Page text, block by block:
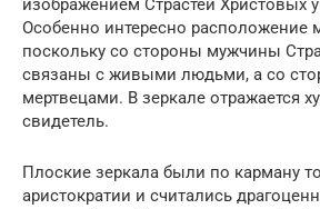
Особенно интересно расположение
поскольку со стороны мужчины
связаны с живыми людьми, а со
мертвецами. В зеркале отражается
свидетель.
Плоские зеркала были по карману
аристократии и считались